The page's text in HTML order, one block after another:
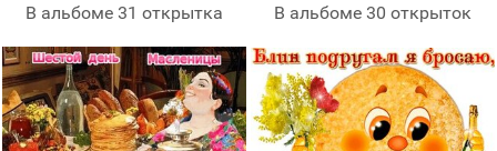
В альбоме 31 открытка
В альбоме 30 открыток